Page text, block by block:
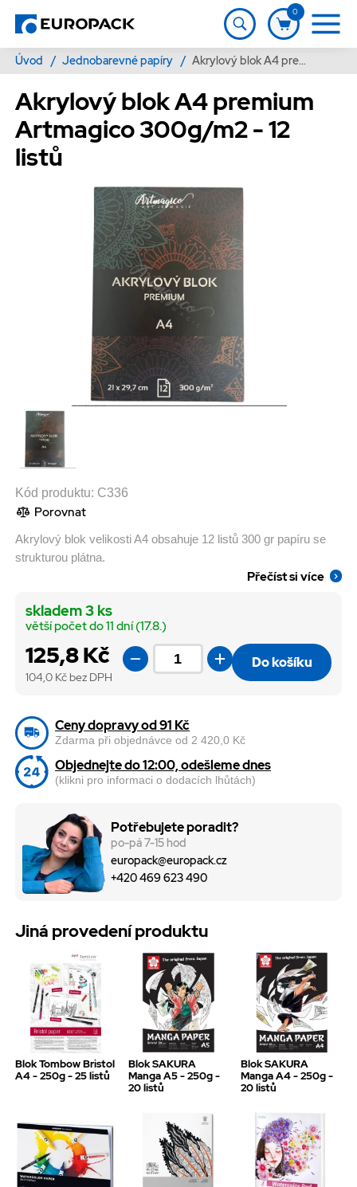
0
Úvod / Jednobarevné papíry / Akrylový blok A4 premium Artmagico 300g/m2 - 12 listů
Akrylový blok A4 premium
Artmagico 300g/m2 - 12
listů
Kód produktu: C336
Porovnat
Akrylový blok velikosti A4 obsahuje 12 listů 300 gr papíru se
strukturou plátna.
Přečíst si více
125,8 Kč
104,0 Kč bez DPH
skladem 3 ks
větší počet do 11 dní (17.8.)
Do košíku
Ceny dopravy od 91 Kč
Zdarma při objednávce od 2 420,0 Kč
Objednejte do 12:00, odešleme dnes
(klikni pro informaci o dodacích lhůtách)
Potřebujete poradit?
po-pá 7-15 hod
europack@europack.cz
+420 469 623 490
Jiná provedení produktu
Blok Tombow Bristol
A4 - 250g - 25 listů
Blok SAKURA
Manga A5 - 250g -
20 listů
Blok SAKURA
Manga A4 - 250g -
20 listů